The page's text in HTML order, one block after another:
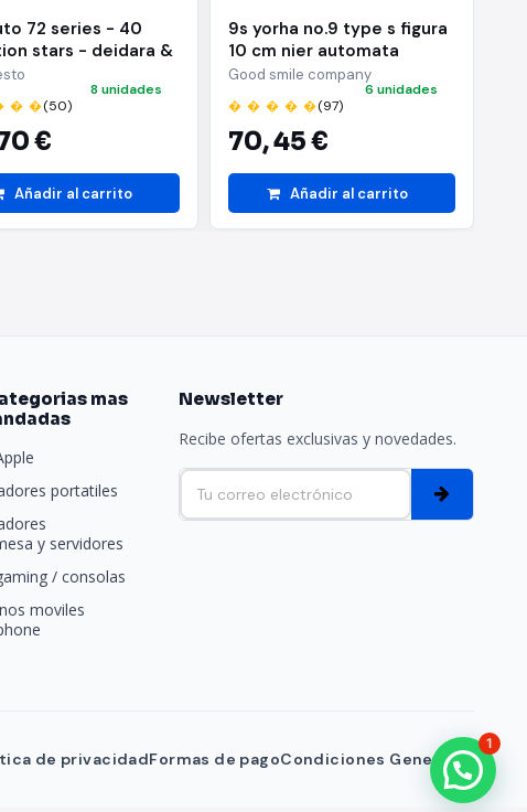
72 series - 40
stars - deidara &
uchiha - (b:sasuke
� �(50)
€
8 unidades
Añadir al carrito
9s yorha no.9 type s figura
10 cm nier automata
nendoroid
Good smile company
� � � � �(97)
70,45 €
6 unidades
Añadir al carrito
mas
portatiles
y servidores
/ consolas
moviles
Newsletter
Recibe ofertas exclusivas y novedades.
de privacidadFormas de pagoCondiciones Generales
1